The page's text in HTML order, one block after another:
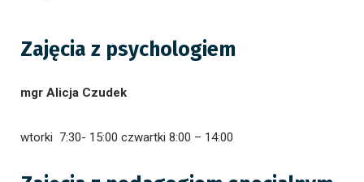
Zajęcia z psychologiem
mgr Alicja Czudek
wtorki 7:30- 15:00 czwartki 8:00 – 14:00